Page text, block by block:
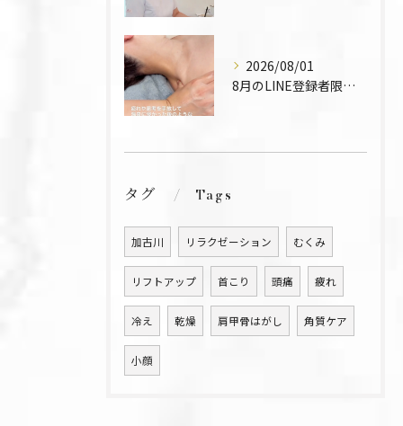
2026/08/01
8月のLINE登録者限定メニュー🍉
タグ Tags
加古川 リラクゼーション むくみ
リフトアップ 首こり 頭痛 疲れ
冷え 乾燥 肩甲骨はがし 角質ケア
小顔